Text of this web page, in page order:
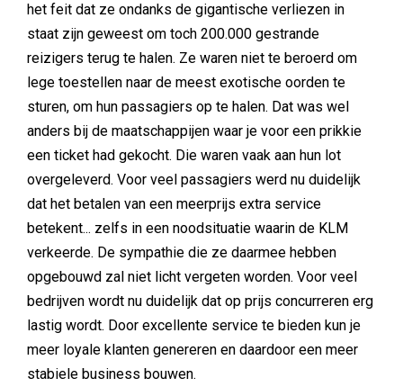
het feit dat ze ondanks de gigantische verliezen in
staat zijn geweest om toch 200.000 gestrande
reizigers terug te halen. Ze waren niet te beroerd om
lege toestellen naar de meest exotische oorden te
sturen, om hun passagiers op te halen. Dat was wel
anders bij de maatschappijen waar je voor een prikkie
een ticket had gekocht. Die waren vaak aan hun lot
overgeleverd. Voor veel passagiers werd nu duidelijk
dat het betalen van een meerprijs extra service
betekent... zelfs in een noodsituatie waarin de KLM
verkeerde. De sympathie die ze daarmee hebben
opgebouwd zal niet licht vergeten worden. Voor veel
bedrijven wordt nu duidelijk dat op prijs concurreren erg
lastig wordt. Door excellente service te bieden kun je
meer loyale klanten genereren en daardoor een meer
stabiele business bouwen.